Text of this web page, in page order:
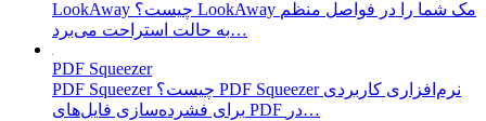
LookAway چیست؟ LookAway مک شما را در فواصل منظم
به حالت استراحت می‌برد…
PDF Squeezer
PDF Squeezer چیست؟ PDF Squeezer نرم‌افزاری کاربردی
برای فشرده‌سازی فایل‌های PDF در…